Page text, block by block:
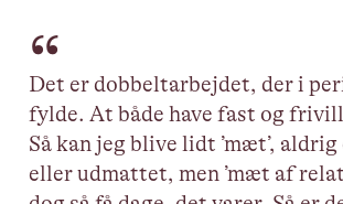
Det er dobbeltarbejdet, der i
fylde. At både have fast og
Så kan jeg blive lidt ’mæt’,
eller udmattet, men ’mæt af